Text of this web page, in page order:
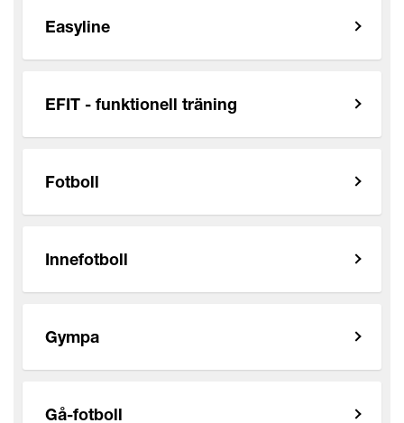
Easyline
EFIT - funktionell träning
Fotboll
Innefotboll
Gympa
Gå-fotboll